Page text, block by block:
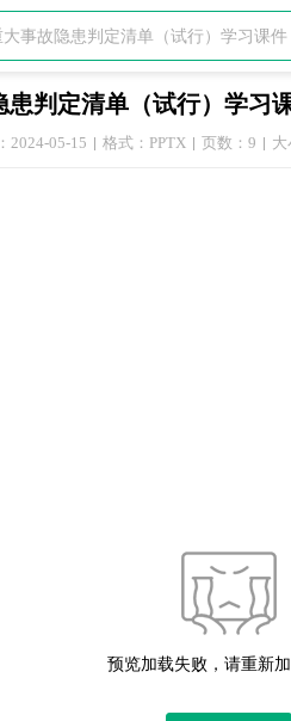
患判定清单（试行）学习
2024-05-15 格式：PPTX 页数：9
预览加载失败，请重新